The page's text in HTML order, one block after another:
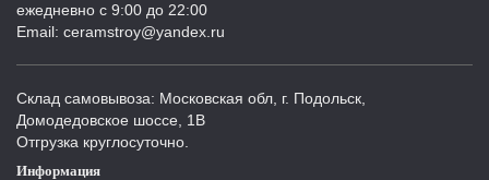
ежедневно с 9:00 до 22:00
Email: ceramstroy@yandex.ru
Склад самовывоза: Московская обл, г. Подольск,
Домодедовское шоссе, 1В
Отгрузка круглосуточно.
Информация